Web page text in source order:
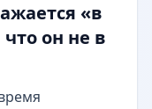
«в
он не в